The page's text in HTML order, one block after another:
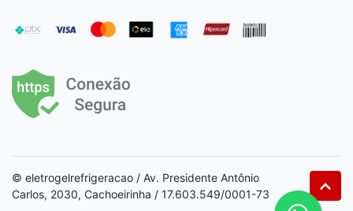
© eletrogelrefrigeracao / Av. Presidente Antônio
Carlos, 2030, Cachoeirinha / 17.603.549/0001-73